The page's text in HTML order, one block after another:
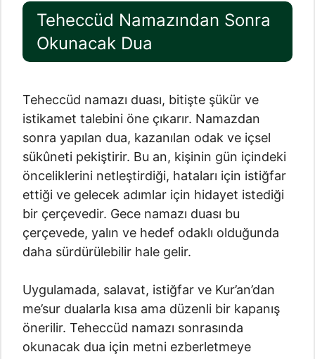
Teheccüd Namazından Sonra
Okunacak Dua
Teheccüd namazı duası, bitişte şükür ve
istikamet talebini öne çıkarır. Namazdan
sonra yapılan dua, kazanılan odak ve içsel
sükûneti pekiştirir. Bu an, kişinin gün içindeki
önceliklerini netleştirdiği, hataları için istiğfar
ettiği ve gelecek adımlar için hidayet istediği
bir çerçevedir. Gece namazı duası bu
çerçevede, yalın ve hedef odaklı olduğunda
daha sürdürülebilir hale gelir.
Uygulamada, salavat, istiğfar ve Kur’an’dan
me’sur dualarla kısa ama düzenli bir kapanış
önerilir. Teheccüd namazı sonrasında
okunacak dua için metni ezberletmeye